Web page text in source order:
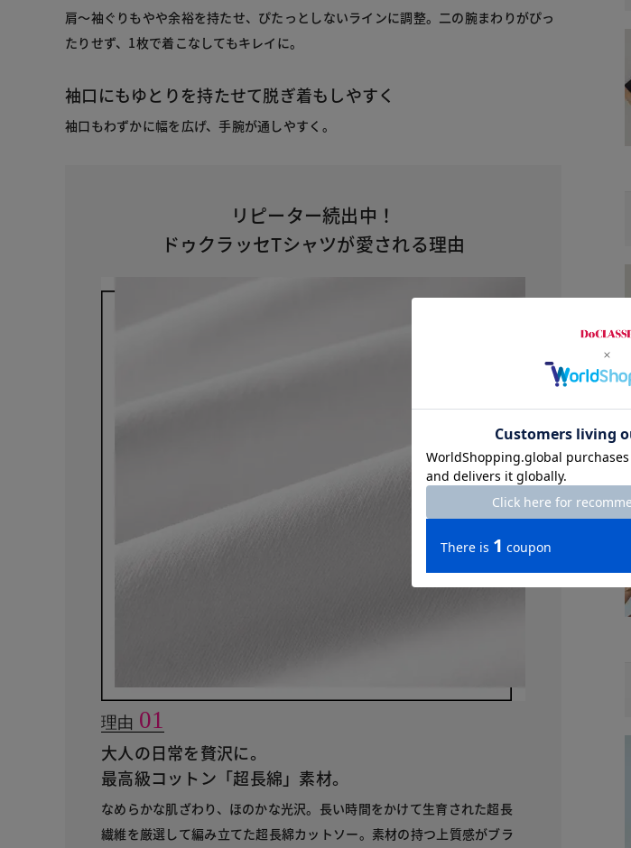
肩～袖ぐりもやや余裕を持たせ、ぴたっとしないラインに調整。二の腕まわりがぴっ
たりせず、1枚で着こなしてもキレイに。
袖口にもゆとりを持たせて脱ぎ着もしやすく
袖口もわずかに幅を広げ、手腕が通しやすく。
リピーター続出中！
ドゥクラッセTシャツが愛される理由
理由 01
大人の日常を贅沢に。
最高級コットン「超長綿」素材。
なめらかな肌ざわり、ほのかな光沢。長い時間をかけて生育された超長
繊維を厳選して編み立てた超長綿カットソー。素材の持つ上質感がブラ